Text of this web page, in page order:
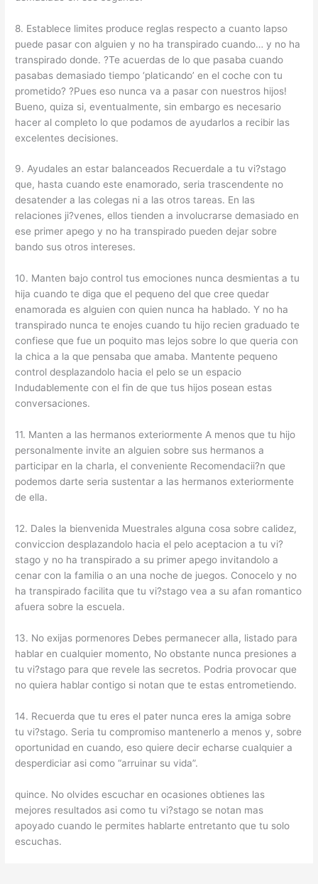
8. Establece limites produce reglas respecto a cuanto lapso
puede pasar con alguien y no ha transpirado cuando… y no ha
transpirado donde. ?Te acuerdas de lo que pasaba cuando
pasabas demasiado tiempo ‘platicando’ en el coche con tu
prometido? ?Pues eso nunca va a pasar con nuestros hijos!
Bueno, quiza si, eventualmente, sin embargo es necesario
hacer al completo lo que podamos de ayudarlos a recibir las
excelentes decisiones.
9. Ayudales an estar balanceados Recuerdale a tu vi?stago
que, hasta cuando este enamorado, seri­a trascendente no
desatender a las colegas ni a las otros tareas. En las
relaciones ji?venes, ellos tienden a involucrarse demasiado en
ese primer apego y no ha transpirado pueden dejar sobre
bando sus otros intereses.
10. Manten bajo control tus emociones nunca desmientas a tu
hija cuando te diga que el pequeno del que cree quedar
enamorada es alguien con quien nunca ha hablado. Y no ha
transpirado nunca te enojes cuando tu hijo recien graduado te
confiese que fue un poquito mas lejos sobre lo que queria con
la chica a la que pensaba que amaba. Mantente pequeno
control desplazandolo hacia el pelo se un espacio
Indudablemente con el fin de que tus hijos posean estas
conversaciones.
11. Manten a las hermanos exteriormente A menos que tu hijo
personalmente invite an alguien sobre sus hermanos a
participar en la charla, el conveniente Recomendacii?n que
podemos darte seri­a sustentar a las hermanos exteriormente
de ella.
12. Dales la bienvenida Muestrales alguna cosa sobre calidez,
conviccion desplazandolo hacia el pelo aceptacion a tu vi?
stago y no ha transpirado a su primer apego invitandolo a
cenar con la familia o an una noche de juegos. Conocelo y no
ha transpirado facilita que tu vi?stago vea a su afan romantico
afuera sobre la escuela.
13. No exijas pormenores Debes permanecer alla, listado para
hablar en cualquier momento, No obstante nunca presiones a
tu vi?stago para que revele las secretos. Podria provocar que
no quiera hablar contigo si notan que te estas entrometiendo.
14. Recuerda que tu eres el pater nunca eres la amiga sobre
tu vi?stago. Seri­a tu compromiso mantenerlo a menos y, sobre
oportunidad en cuando, eso quiere decir echarse cualquier a
desperdiciar asi­ como “arruinar su vida”.
quince. No olvides escuchar en ocasiones obtienes las
mejores resultados asi­ como tu vi?stago se notan mas
apoyado cuando le permites hablarte entretanto que tu solo
escuchas.